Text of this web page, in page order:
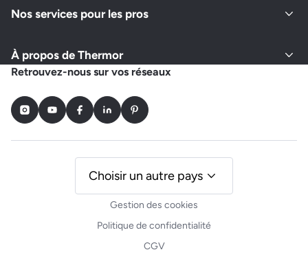
Demander un devis
BRIFFAULT
6 IMPASSE DE LA MAIRIE
Fermé actuellement
Nos services pour les pros
À propos de Thermor
Retrouvez-nous sur vos réseaux
InstagramYoutubeFacebookLinkedInPinterest
Gestion des cookies
Politique de confidentialité
CGV
Choisir un autre pays